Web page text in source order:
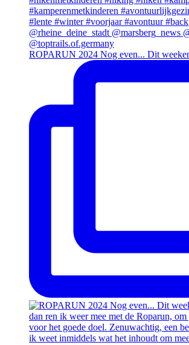
ROPARUN 2024 Nog even... Dit